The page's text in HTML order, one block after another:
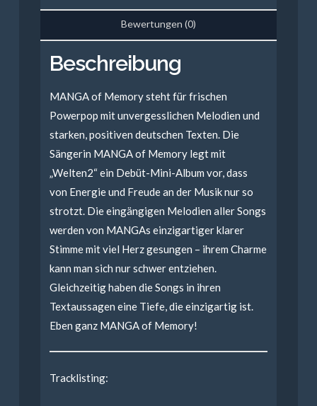
Bewertungen (0)
Beschreibung
MANGA of Memory steht für frischen
Powerpop mit unvergesslichen Melodien und
starken, positiven deutschen Texten. Die
Sängerin MANGA of Memory legt mit
„Welten2“ ein Debüt-Mini-Album vor, dass
von Energie und Freude an der Musik nur so
strotzt. Die eingängigen Melodien aller Songs
werden von MANGAs einzigartiger klarer
Stimme mit viel Herz gesungen – ihrem Charme
kann man sich nur schwer entziehen.
Gleichzeitig haben die Songs in ihren
Textaussagen eine Tiefe, die einzigartig ist.
Eben ganz MANGA of Memory!
Tracklisting: